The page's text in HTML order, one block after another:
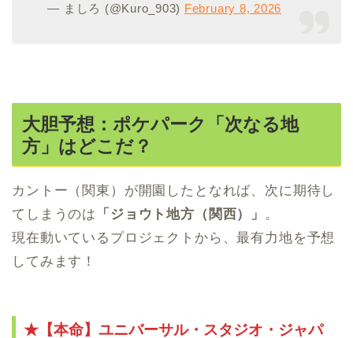
— ましろ (@Kuro_903) February 8, 2026
大胆予想：ポケパーク「次なる地
方」はどこだ？
カントー（関東）が開園したとなれば、次に期待し
てしまうのは
「ジョウト地方（関西）」 。
現在動いているプロジェクトから、最有力地を予想
してみます！
★【本命】ユニバーサル・スタジオ・ジャパ